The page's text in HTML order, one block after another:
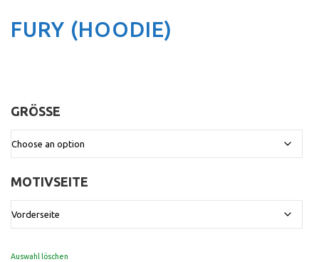
FURY (HOODIE)
GRÖSSE
MOTIVSEITE
Auswahl löschen